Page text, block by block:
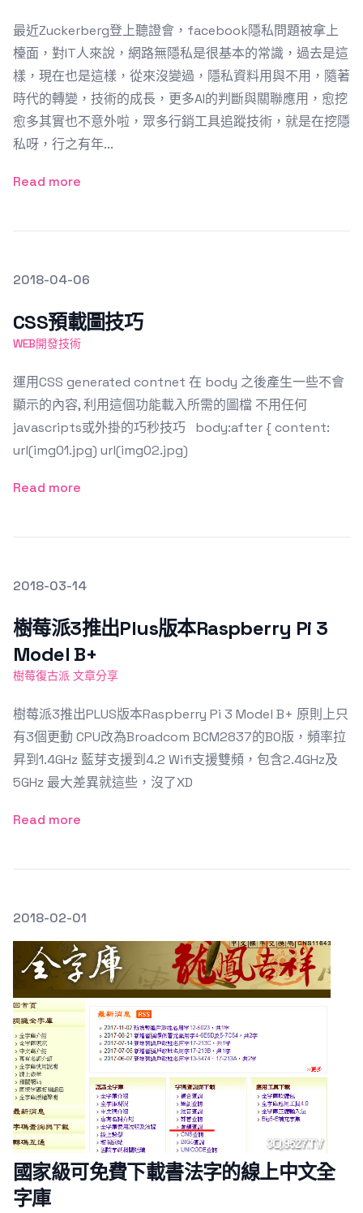
最近Zuckerberg登上聽證會，facebook隱私問題被拿上
檯面，對IT人來說，網路無隱私是很基本的常識，過去是這
樣，現在也是這樣，從來沒變過，隱私資料用與不用，隨著
時代的轉變，技術的成長，更多AI的判斷與關聯應用，愈挖
愈多其實也不意外啦，眾多行銷工具追蹤技術，就是在挖隱
私呀，行之有年...
Read more
發文於
2018-04-06
CSS預載圖技巧
WEB開發技術
運用CSS generated contnet 在 body 之後產生一些不會
顯示的內容, 利用這個功能載入所需的圖檔 不用任何
javascripts或外掛的巧秒技巧 body:after { content:
url(img01.jpg) url(img02.jpg)
Read more
發文於
2018-03-14
樹莓派3推出Plus版本Raspberry Pi 3
Model B+
樹莓復古派 文章分享
樹莓派3推出PLUS版本Raspberry Pi 3 Model B+ 原則上只
有3個更動 CPU改為Broadcom BCM2837的B0版，頻率拉
昇到1.4GHz 藍芽支援到4.2 Wifi支援雙頻，包含2.4GHz及
5GHz 最大差異就這些，沒了XD
Read more
發文於
2018-02-01
國家級可免費下載書法字的線上中文全
字庫